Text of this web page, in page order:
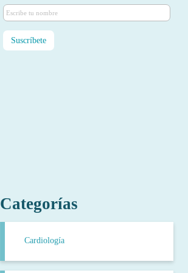
Categorías
Cardiología